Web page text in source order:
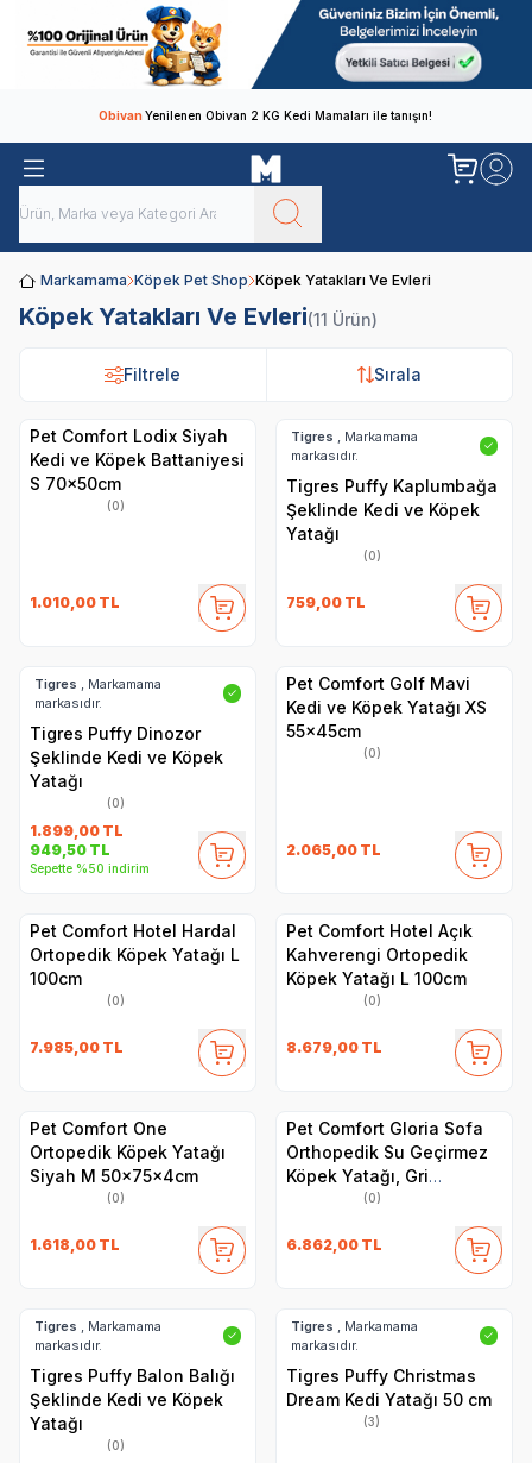
ObivanYenilenen Obivan 2 KG Kedi Mamaları ile tanışın!
Markamama Köpek Pet Shop Köpek Yatakları Ve Evleri
Köpek Yatakları Ve Evleri(11 Ürün)
Filtrele Sırala
Filtrele Sırala
Pet Comfort Lodix Siyah
Kedi ve Köpek Battaniyesi
S 70x50cm
(0)
1.010,00 TL
Tigres
, Markamama
markasıdır.
✓
Tigres Puffy Kaplumbağa
Şeklinde Kedi ve Köpek
Yatağı
(0)
759,00 TL
Tigres
, Markamama
markasıdır.
✓
Tigres Puffy Dinozor
Şeklinde Kedi ve Köpek
Yatağı
(0)
1.899,00 TL
949,50 TL
Sepette %50 indirim
Pet Comfort Golf Mavi
Kedi ve Köpek Yatağı XS
55x45cm
(0)
2.065,00 TL
Pet Comfort Hotel Hardal
Ortopedik Köpek Yatağı L
100cm
(0)
7.985,00 TL
Pet Comfort Hotel Açık
Kahverengi Ortopedik
Köpek Yatağı L 100cm
(0)
8.679,00 TL
Pet Comfort One
Ortopedik Köpek Yatağı
Siyah M 50x75x4cm
(0)
1.618,00 TL
Pet Comfort Gloria Sofa
Orthopedik Su Geçirmez
Köpek Yatağı, Gri
120x80x10cm
(0)
6.862,00 TL
Tigres
, Markamama
markasıdır.
✓
Tigres Puffy Balon Balığı
Şeklinde Kedi ve Köpek
Yatağı
(0)
Tigres
, Markamama
markasıdır.
✓
Tigres Puffy Christmas
Dream Kedi Yatağı 50 cm
(3)